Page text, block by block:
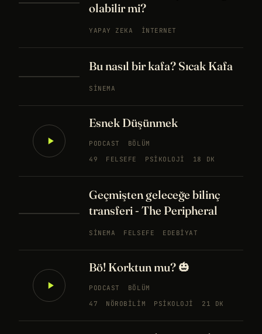
olabilir mi?
YAPAY ZEKA İNTERNET
Bu nasıl bir kafa? Sıcak Kafa
SINEMA
Esnek Düşünmek
PODCAST
BÖLÜM
49
FELSEFE PSIKOLOJI 18 DK
Geçmişten geleceğe bilinç
transferi - The Peripheral
SINEMA FELSEFE EDEBIYAT
Bö! Korktun mu? 🎃
PODCAST
BÖLÜM
47
NÖROBILIM PSIKOLOJI 21 DK